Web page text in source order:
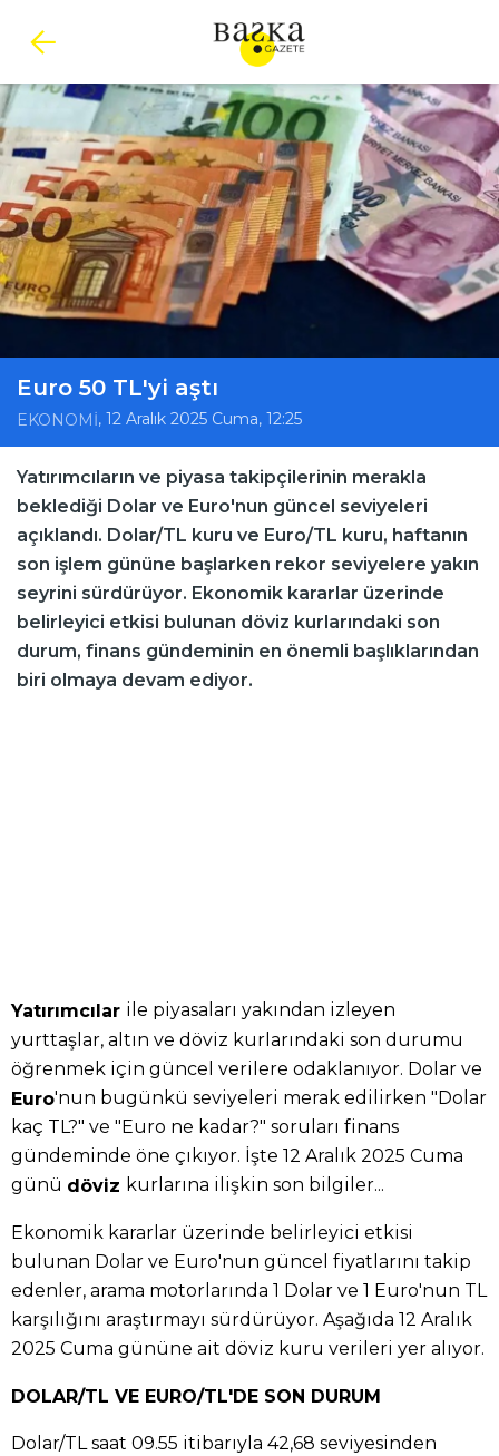
Euro 50 TL'yi aştı
EKONOMİ, 12 Aralık 2025 Cuma, 12:25
Yatırımcıların ve piyasa takipçilerinin merakla
beklediği Dolar ve Euro'nun güncel seviyeleri
açıklandı. Dolar/TL kuru ve Euro/TL kuru, haftanın
son işlem gününe başlarken rekor seviyelere yakın
seyrini sürdürüyor. Ekonomik kararlar üzerinde
belirleyici etkisi bulunan döviz kurlarındaki son
durum, finans gündeminin en önemli başlıklarından
biri olmaya devam ediyor.
Yatırımcılar ile piyasaları yakından izleyen
yurttaşlar, altın ve döviz kurlarındaki son durumu
öğrenmek için güncel verilere odaklanıyor. Dolar ve
Euro'nun bugünkü seviyeleri merak edilirken "Dolar
kaç TL?" ve "Euro ne kadar?" soruları finans
gündeminde öne çıkıyor. İşte 12 Aralık 2025 Cuma
günü döviz kurlarına ilişkin son bilgiler...
Ekonomik kararlar üzerinde belirleyici etkisi
bulunan Dolar ve Euro'nun güncel fiyatlarını takip
edenler, arama motorlarında 1 Dolar ve 1 Euro'nun TL
karşılığını araştırmayı sürdürüyor. Aşağıda 12 Aralık
2025 Cuma gününe ait döviz kuru verileri yer alıyor.
DOLAR/TL VE EURO/TL'DE SON DURUM
Dolar/TL saat 09.55 itibarıyla 42,68 seviyesinden